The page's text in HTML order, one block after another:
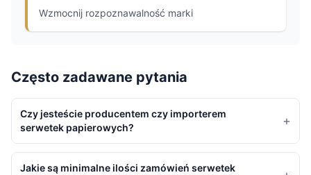
Wzmocnij rozpoznawalność marki
Często zadawane pytania
Czy jesteście producentem czy importerem
serwetek papierowych?
+
Jakie są minimalne ilości zamówień serwetek